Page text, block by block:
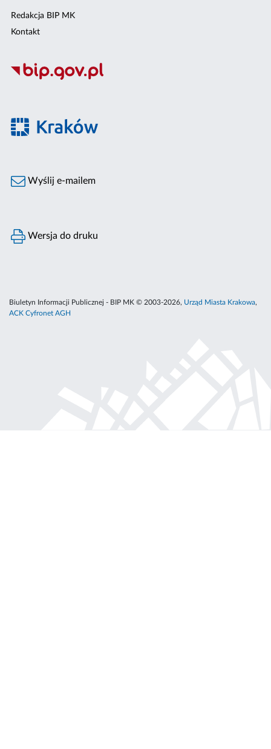
Redakcja BIP MK
Kontakt
Wyślij e-mailem
Wersja do druku
Biuletyn Informacji Publicznej - BIP MK © 2003-2026, Urząd Miasta Krakowa,
ACK Cyfronet AGH